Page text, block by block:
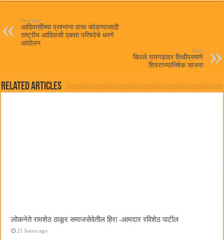
pp
Previous
आदिवासींच्या प्रश्नांना वाचा फोडण्यासाठी
राष्ट्रीय आदिवासी एकता परिषदेचे धरणे
आंदोलन
Next
किल्ले रायगडावर तिथीप्रमाणे
शिवराज्याभिषेक साजरा
Related Articles
लोकनेते रामशेठ ठाकूर समाजसेवेतील हिरा -आमदार रविशेठ पाटील
21 hours ago